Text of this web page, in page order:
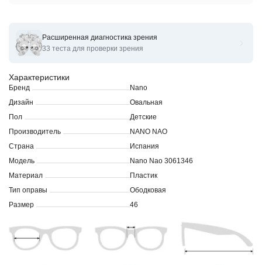
Оправы для очков корригирующих Nano Nao 3060544
Характеристики
Бренд
Nano
Дизайн
Овальная
Пол
Детские
Производитель
NANO NAO
Страна
Испания
Модель
Nano Nao 3061346
Материал
Пластик
Тип оправы
Ободковая
Размер
46
Расширенная диагностика зрения
33 теста для проверки зрения